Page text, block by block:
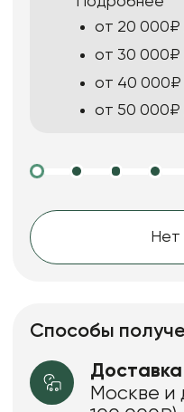
от 20 000₽
от 30 000₽
от 40 000₽
от 50 000₽
Нет
Способы
Доставка
Москве и